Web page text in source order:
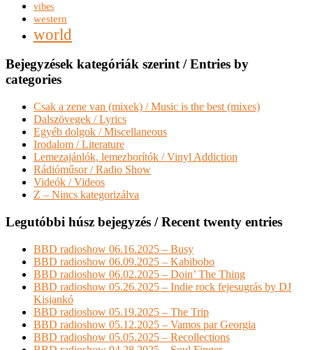
vibes
western
world
Bejegyzések kategóriák szerint / Entries by
categories
Csak a zene van (mixek) / Music is the best (mixes)
Dalszövegek / Lyrics
Egyéb dolgok / Miscellaneous
Irodalom / Literature
Lemezajánlók, lemezborítók / Vinyl Addiction
Rádióműsor / Radio Show
Videók / Videos
Z – Nincs kategorizálva
Legutóbbi húsz bejegyzés / Recent twenty entries
BBD radioshow 06.16.2025 – Busy
BBD radioshow 06.09.2025 – Kabibobo
BBD radioshow 06.02.2025 – Doin’ The Thing
BBD radioshow 05.26.2025 – Indie rock fejesugrás by DJ
Kisjankó
BBD radioshow 05.19.2025 – The Trip
BBD radioshow 05.12.2025 – Vamos par Georgia
BBD radioshow 05.05.2025 – Recollections